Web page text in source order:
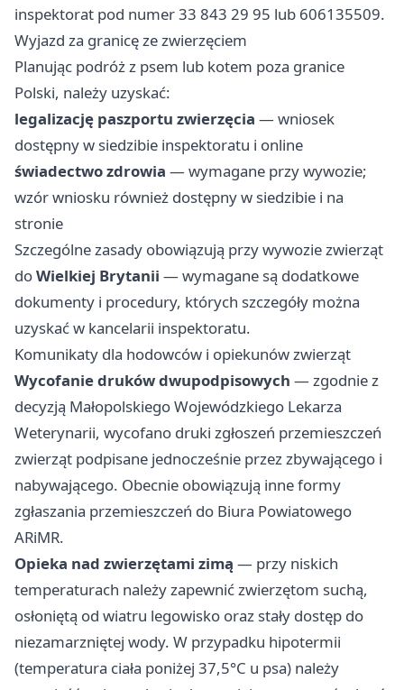
inspektorat pod numer 33 843 29 95 lub 606135509.
Wyjazd za granicę ze zwierzęciem
Planując podróż z psem lub kotem poza granice
Polski, należy uzyskać:
legalizację paszportu zwierzęcia — wniosek
dostępny w siedzibie inspektoratu i online
świadectwo zdrowia — wymagane przy wywozie;
wzór wniosku również dostępny w siedzibie i na
stronie
Szczególne zasady obowiązują przy wywozie zwierząt
doWielkiej Brytanii — wymagane są dodatkowe
dokumenty i procedury, których szczegóły można
uzyskać w kancelarii inspektoratu.
Komunikaty dla hodowców i opiekunów zwierząt
Wycofanie druków dwupodpisowych — zgodnie z
decyzją Małopolskiego Wojewódzkiego Lekarza
Weterynarii, wycofano druki zgłoszeń przemieszczeń
zwierząt podpisane jednocześnie przez zbywającego i
nabywającego. Obecnie obowiązują inne formy
zgłaszania przemieszczeń do Biura Powiatowego
ARiMR.
Opieka nad zwierzętami zimą — przy niskich
temperaturach należy zapewnić zwierzętom suchą,
osłoniętą od wiatru legowisko oraz stały dostęp do
niezamarzniętej wody. W przypadku hipotermii
(temperatura ciała poniżej 37,5°C u psa) należy